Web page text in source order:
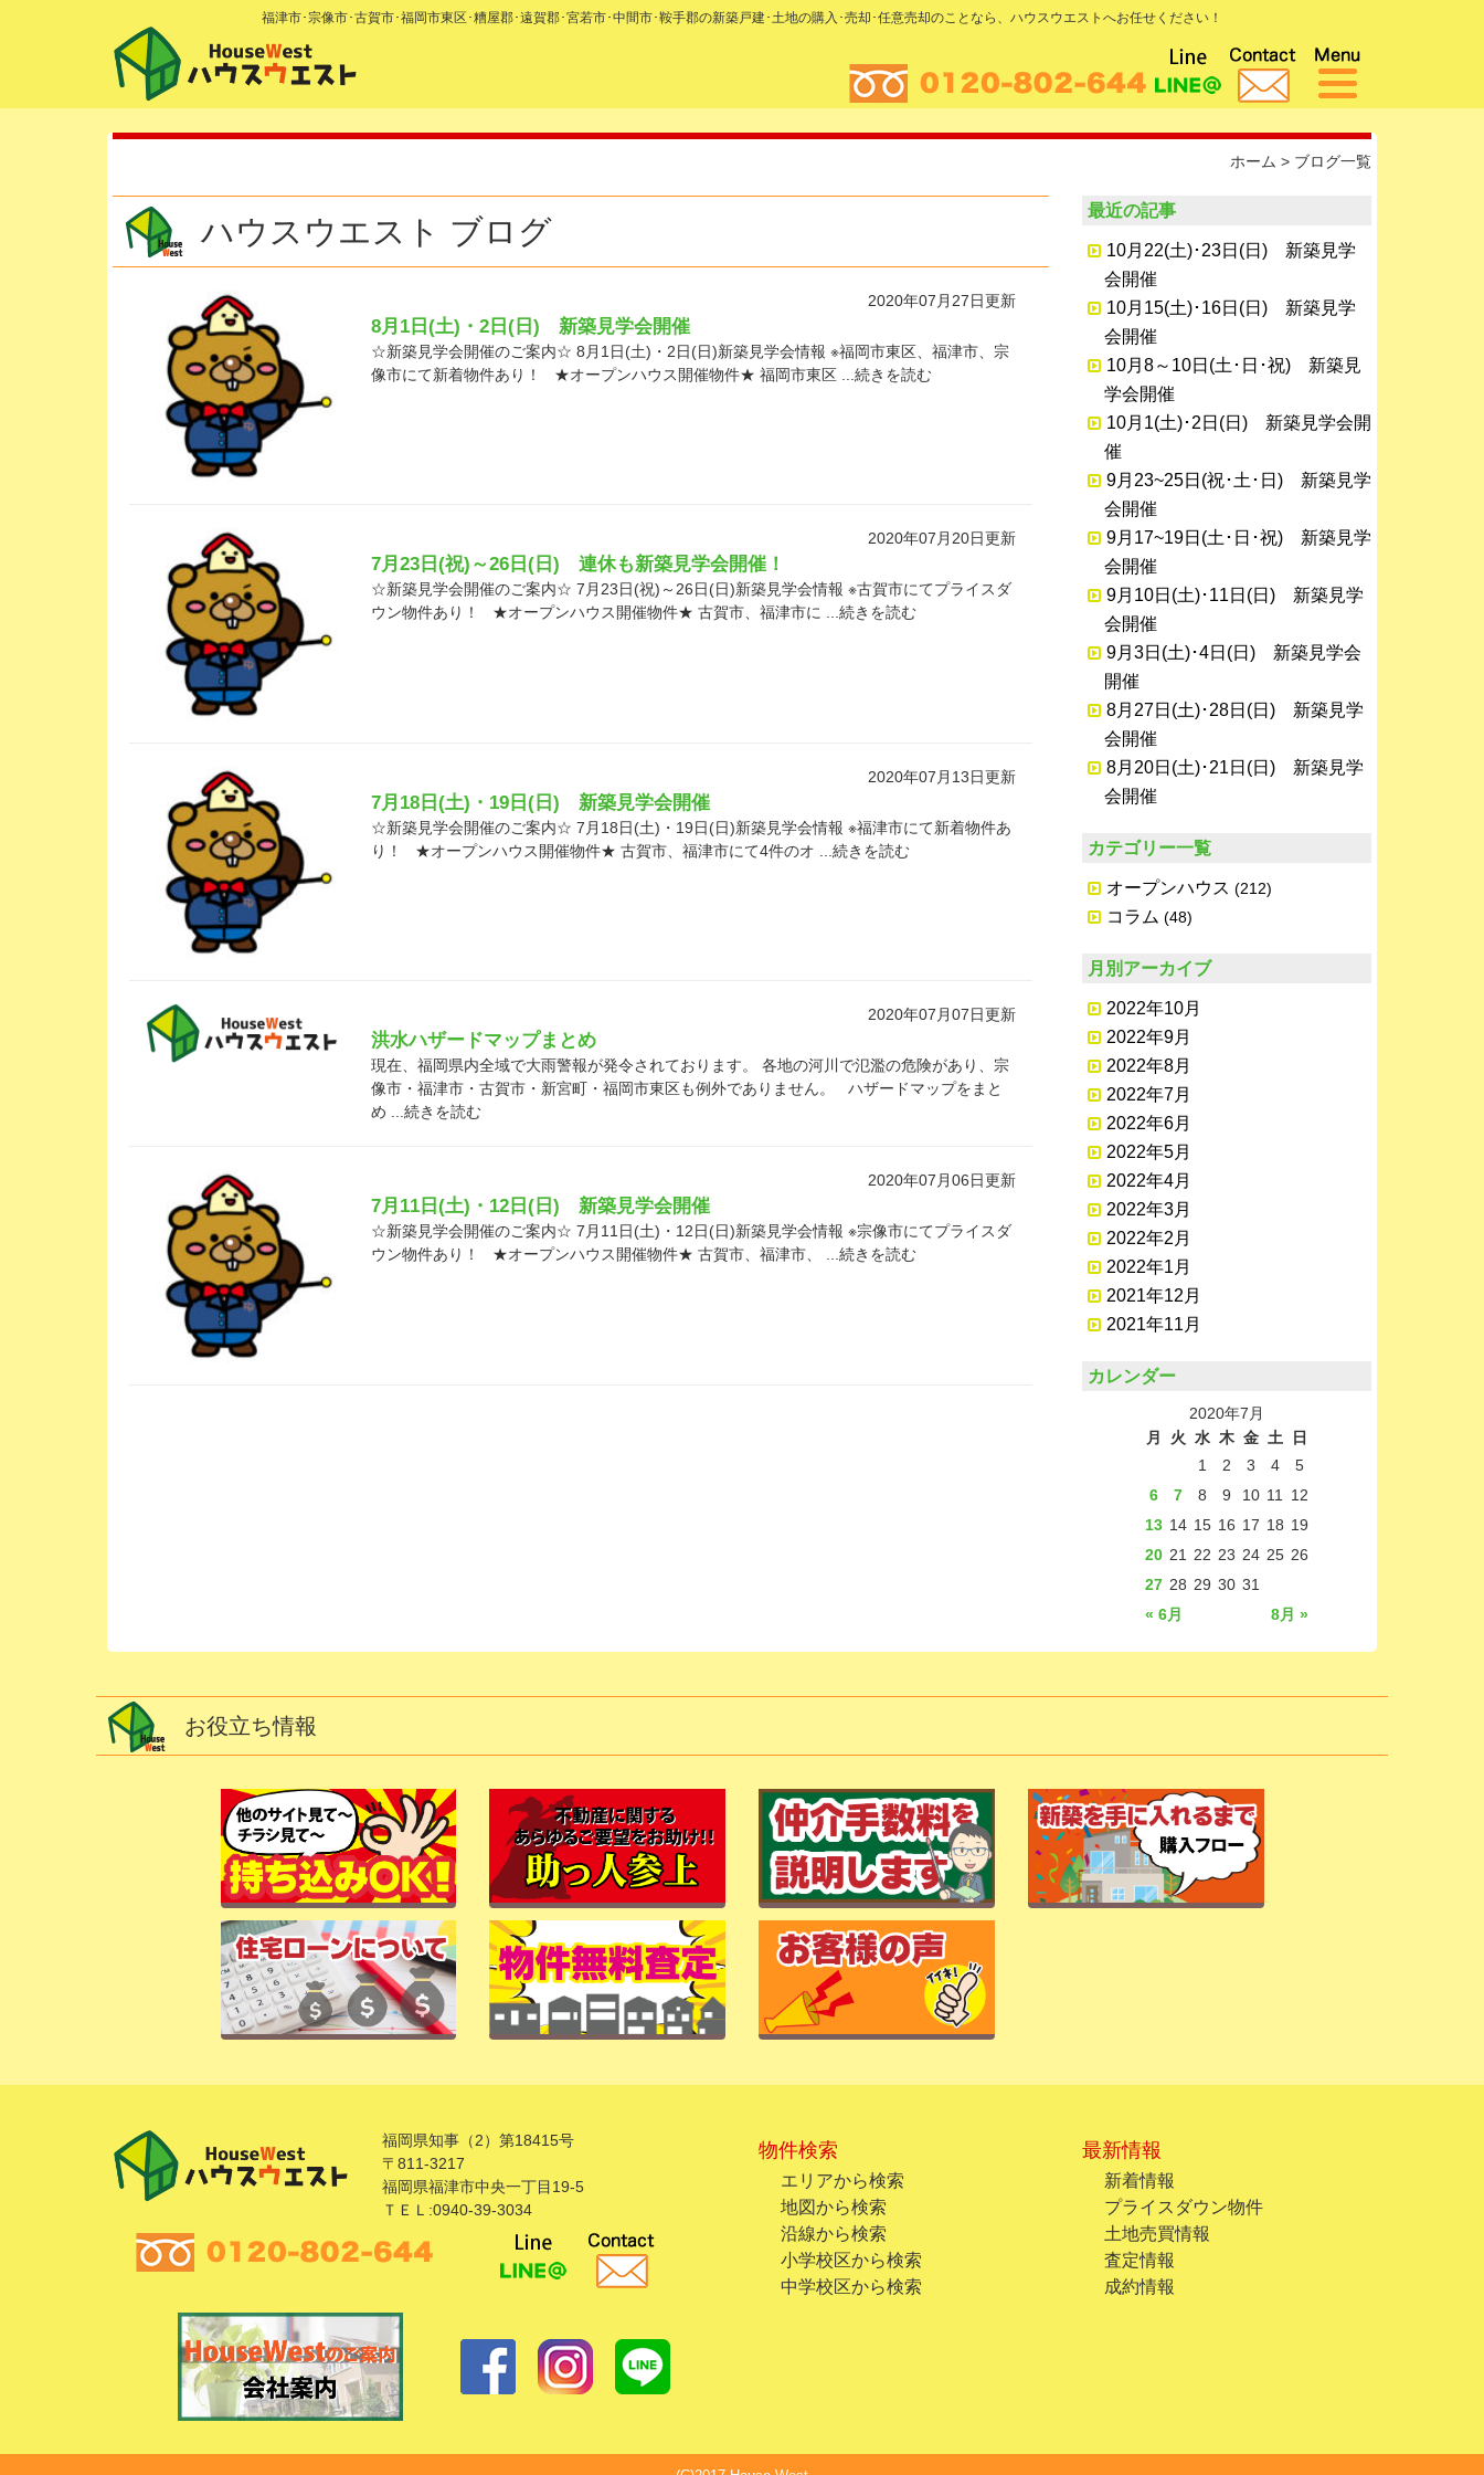
福津市･宗像市･古賀市･福岡市東区･糟屋郡･遠賀郡･宮若市･中間市･鞍手郡の新築戸建･土地の購入･売却･任意売却のことなら、ハウスウエストへお任せください！
ホーム > ブログ一覧
ハウスウエスト ブログ
2020年07月27日更新
8月1日(土)・2日(日) 新築見学会開催
☆新築見学会開催のご案内☆ 8月1日(土)・2日(日)新築見学会情報 ※福岡市東区、福津市、宗
像市にて新着物件あり！ ★オープンハウス開催物件★ 福岡市東区 ...続きを読む
2020年07月20日更新
7月23日(祝)～26日(日) 連休も新築見学会開催！
☆新築見学会開催のご案内☆ 7月23日(祝)～26日(日)新築見学会情報 ※古賀市にてプライスダ
ウン物件あり！ ★オープンハウス開催物件★ 古賀市、福津市に ...続きを読む
2020年07月13日更新
7月18日(土)・19日(日) 新築見学会開催
☆新築見学会開催のご案内☆ 7月18日(土)・19日(日)新築見学会情報 ※福津市にて新着物件あ
り！ ★オープンハウス開催物件★ 古賀市、福津市にて4件のオ ...続きを読む
2020年07月07日更新
洪水ハザードマップまとめ
現在、福岡県内全域で大雨警報が発令されております。 各地の河川で氾濫の危険があり、宗
像市・福津市・古賀市・新宮町・福岡市東区も例外でありません。 ハザードマップをまと
め ...続きを読む
2020年07月06日更新
7月11日(土)・12日(日) 新築見学会開催
☆新築見学会開催のご案内☆ 7月11日(土)・12日(日)新築見学会情報 ※宗像市にてプライスダ
ウン物件あり！ ★オープンハウス開催物件★ 古賀市、福津市、 ...続きを読む
最近の記事
10月22(土)･23日(日) 新築見学
会開催
10月15(土)･16日(日) 新築見学
会開催
10月8～10日(土･日･祝) 新築見
学会開催
10月1(土)･2日(日) 新築見学会開
催
9月23~25日(祝･土･日) 新築見学
会開催
9月17~19日(土･日･祝) 新築見学
会開催
9月10日(土)･11日(日) 新築見学
会開催
9月3日(土)･4日(日) 新築見学会
開催
8月27日(土)･28日(日) 新築見学
会開催
8月20日(土)･21日(日) 新築見学
会開催
カテゴリー一覧
オープンハウス (212)
コラム (48)
月別アーカイブ
2022年10月
2022年9月
2022年8月
2022年7月
2022年6月
2022年5月
2022年4月
2022年3月
2022年2月
2022年1月
2021年12月
2021年11月
カレンダー
2020年7月
月
火 水 木 金 土 日
« 6月 8月 »
1 2 3 4
5
6
7 8 9 10 11
12
13 14 15 16 17 18 19
20 21 22 23 24 25 26
27 28 29 30 31
お役立ち情報
福岡県知事（2）第18415号
〒811-3217
福岡県福津市中央一丁目19-5
ＴＥＬ:0940-39-3034
物件検索
エリアから検索
地図から検索
沿線から検索
小学校区から検索
中学校区から検索
最新情報
新着情報
プライスダウン物件
土地売買情報
査定情報
成約情報